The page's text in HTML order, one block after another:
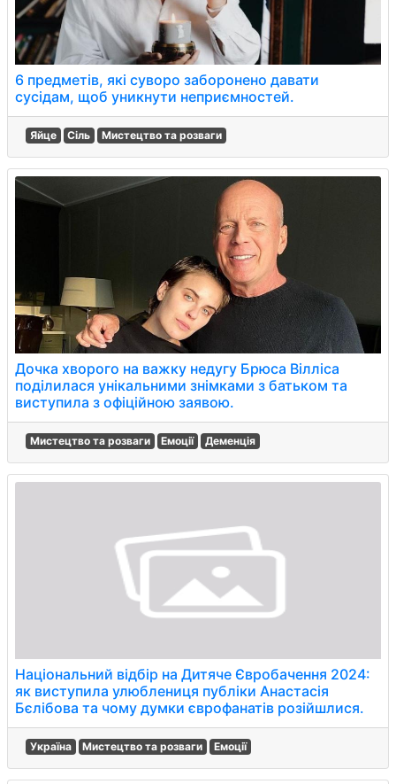
6 предметів, які суворо заборонено давати
сусідам, щоб уникнути неприємностей.
Яйце Сіль Мистецтво та розваги
Дочка хворого на важку недугу Брюса Вілліса
поділилася унікальними знімками з батьком та
виступила з офіційною заявою.
Мистецтво та розваги Емоції Деменція
Національний відбір на Дитяче Євробачення 2024:
як виступила улюблениця публіки Анастасія
Бєлібова та чому думки єврофанатів розійшлися.
Україна Мистецтво та розваги Емоції